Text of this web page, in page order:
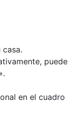
puede
en el cuadro